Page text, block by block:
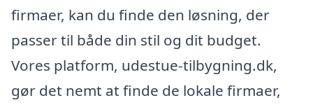
firmaer, kan du finde den løsning, der
passer til både din stil og dit budget.
Vores platform, udestue-tilbygning.dk,
gør det nemt at finde de lokale firmaer,